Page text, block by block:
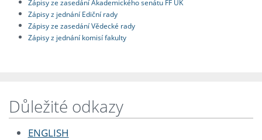
Zápisy z jednání Ediční rady
Zápisy ze zasedání Vědecké rady
Zápisy z jednání komisí fakulty
Důležité odkazy
ENGLISH